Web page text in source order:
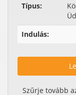
Típus:
Indulás:
Szűrje tovább